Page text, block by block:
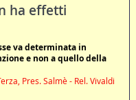
ha effetti
va determinata in
e non a quello della
Pres. Salmè - Rel. Vivaldi